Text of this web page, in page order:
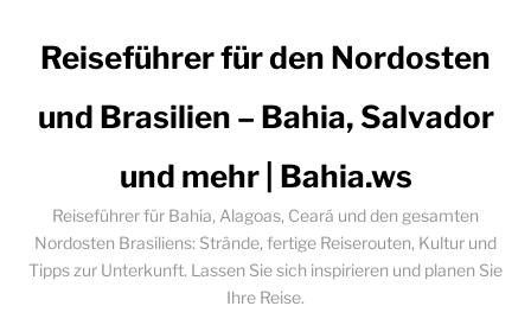
Reiseführer für den Nordosten
und Brasilien – Bahia, Salvador
und mehr | Bahia.ws
Reiseführer für Bahia, Alagoas, Ceará und den gesamten
Nordosten Brasiliens: Strände, fertige Reiserouten, Kultur und
Tipps zur Unterkunft. Lassen Sie sich inspirieren und planen Sie
Ihre Reise.